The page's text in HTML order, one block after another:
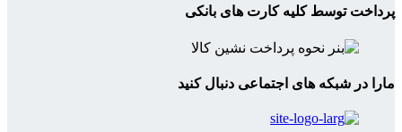
پرداخت توسط کلیه کارت های بانکی
مارا در شبکه های اجتماعی دنبال کنید